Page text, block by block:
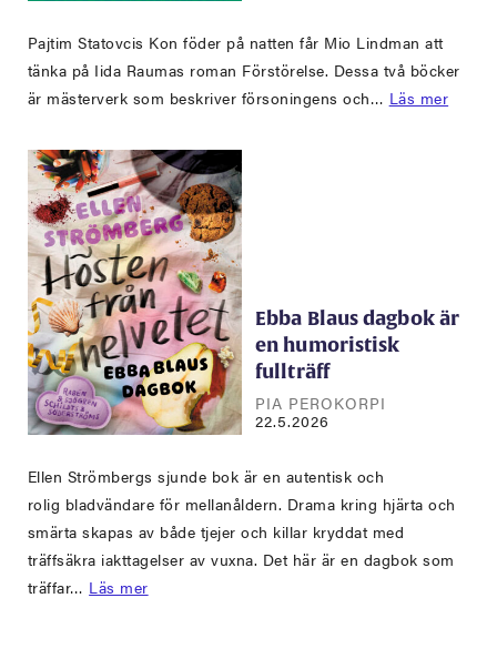
Pajtim Statovcis Kon föder på natten får Mio Lindman att
tänka på Iida Raumas roman Förstörelse. Dessa två böcker
är mästerverk som beskriver försoningens och… Läs mer
Ebba Blaus dagbok är
en humoristisk
fullträff
PIA PEROKORPI
22.5.2026
Ellen Strömbergs sjunde bok är en autentisk och
rolig bladvändare för mellanåldern. Drama kring hjärta och
smärta skapas av både tjejer och killar kryddat med
träffsäkra iakttagelser av vuxna. Det här är en dagbok som
träffar… Läs mer